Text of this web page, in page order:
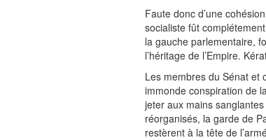
Faute donc d’une
socialiste fût
la gauche parlementaire,
l’héritage de l’Empire.
Les membres du Sénat et
immonde conspiration de
jeter aux mains
réorganisés, la garde de
restèrent à la tête de